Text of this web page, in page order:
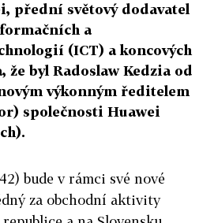
přední světový dodavatel
a
(ICT) a koncových
že byl Radoslaw Kedzia od
výkonným ředitelem
společnosti Huawei
bude v rámci své nové
za obchodní aktivity